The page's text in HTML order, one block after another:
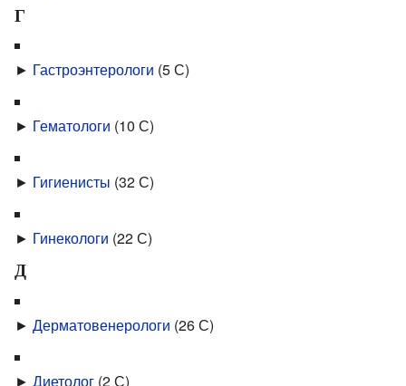
Г
► Гастроэнтерологи (5 С)
► Гематологи (10 С)
► Гигиенисты (32 С)
► Гинекологи (22 С)
Д
► Дерматовенерологи (26 С)
► Диетолог (2 С)